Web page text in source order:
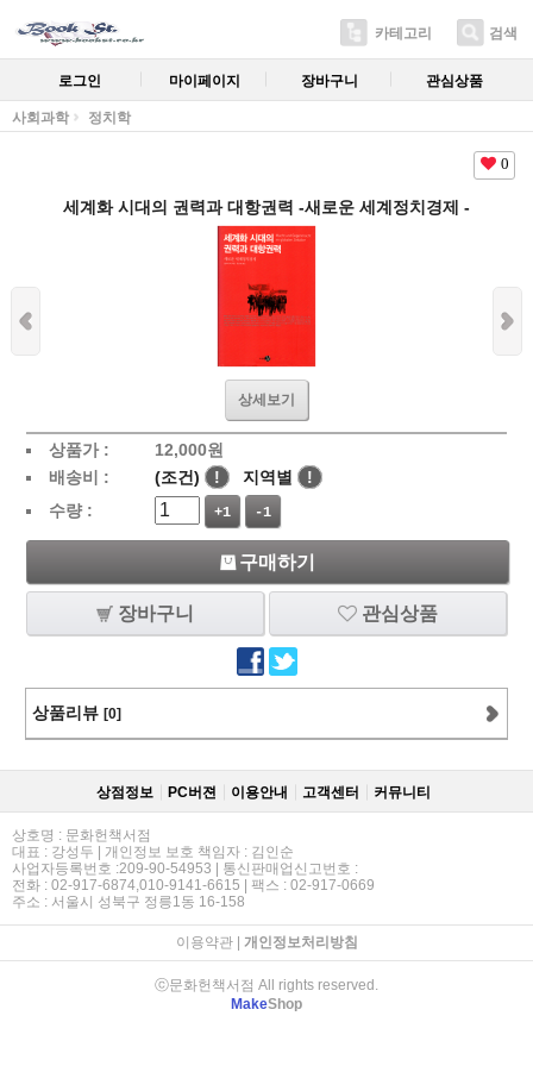
카테고리 검색
로그인 마이페이지 장바구니 관심상품
사회과학 정치학
0
세계화 시대의 권력과 대항권력 -새로운 세계정치경제 -
상세보기
상품가 : 12,000원
배송비 :
(조건) ! 지역별
!
수량 :
+1 -1
구매하기
장바구니 관심상품
상품리뷰 [0]
상점정보 PC버젼 이용안내 고객센터 커뮤니티
상호명 : 문화헌책서점
대표 : 강성두 | 개인정보 보호 책임자 : 김인순
사업자등록번호 :209-90-54953 | 통신판매업신고번호 :
전화 : 02-917-6874,010-9141-6615 | 팩스 : 02-917-0669
주소 : 서울시 성북구 정릉1동 16-158
이용약관| 개인정보처리방침
ⓒ문화헌책서점 All rights reserved.
MakeShop